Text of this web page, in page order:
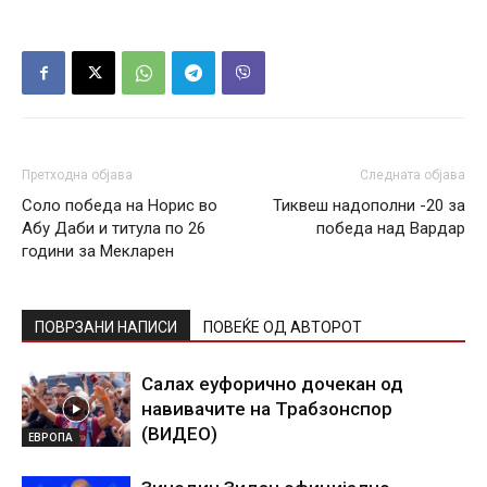
Претходна објава
Соло победа на Норис во
Абу Даби и титула по 26
години за Мекларен
Следната објава
Тиквеш надополни -20 за
победа над Вардар
ПОВРЗАНИ НАПИСИ ПОВЕЌЕ ОД АВТОРОТ
ЕВРОПА
Салах еуфорично дочекан од
навивачите на Трабзонспор
(ВИДЕО)